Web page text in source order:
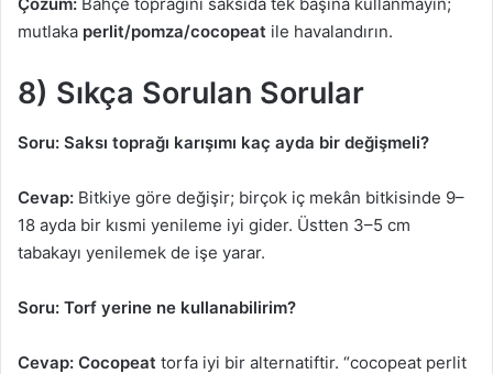
mutlaka perlit/pomza/cocopeat ile havalandırın.
8) Sıkça Sorulan Sorular
Soru: Saksı toprağı karışımı kaç ayda bir değişmeli?
Cevap: Bitkiye göre değişir; birçok iç mekân bitkisinde 9–
18 ayda bir kısmi yenileme iyi gider. Üstten 3–5 cm
tabakayı yenilemek de işe yarar.
Soru: Torf yerine ne kullanabilirim?
Cevap: Cocopeat torfa iyi bir alternatiftir. “cocopeat perlit